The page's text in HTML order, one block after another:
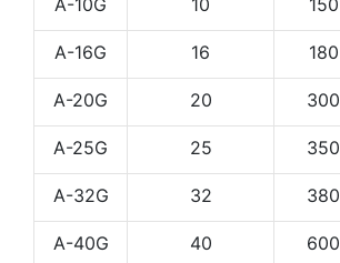
A-16G 16 180
A-20G 20 300
A-25G 25 350
A-32G 32 380
A-40G 40 600